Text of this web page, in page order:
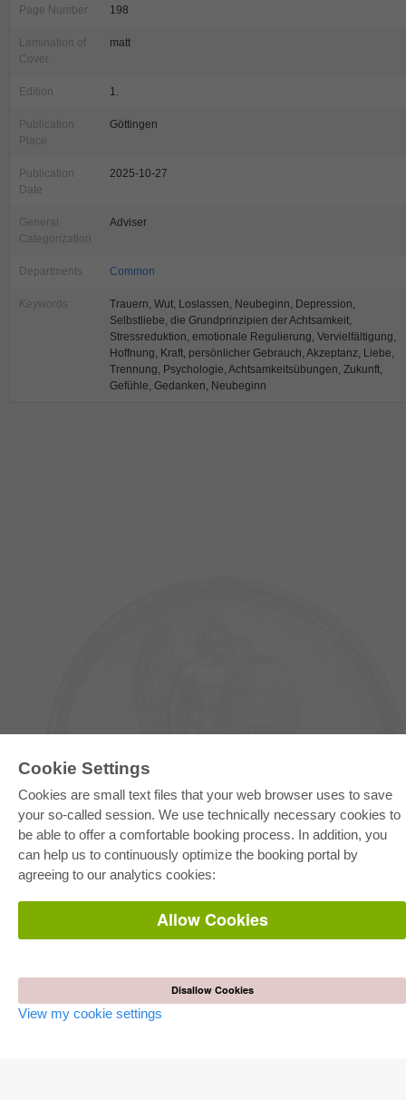
Cookie Settings
Cookies are small text files that your web browser uses to save
your so-called session. We use technically necessary cookies to
be able to offer a comfortable booking process. In addition, you
can help us to continuously optimize the booking portal by
agreeing to our analytics cookies:
Allow Cookies
Disallow Cookies
View my cookie settings
Page Number 198
Lamination of
Cover
matt
Edition 1.
Publication
Place
Göttingen
Publication
Date
2025-10-27
General
Categorization
Adviser
Departments Common
Keywords
Trauern, Wut, Loslassen, Neubeginn, Depression,
Selbstliebe, die Grundprinzipien der Achtsamkeit,
Stressreduktion, emotionale Regulierung, Vervielfältigung,
Hoffnung, Kraft, persönlicher Gebrauch, Akzeptanz, Liebe,
Trennung, Psychologie, Achtsamkeitsübungen, Zukunft,
Gefühle, Gedanken, Neubeginn
E-COLLECTION
Full Package
Department Packages
Pick & Choose
E-Book Delivery
Frequently Asked Questions (FAQ)
AUTOR WERDEN